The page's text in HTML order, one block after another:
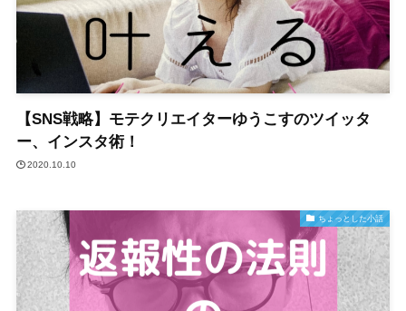
【SNS戦略】モテクリエイターゆうこすのツイッタ
ー、インスタ術！
2020.10.10
ちょっとした小話